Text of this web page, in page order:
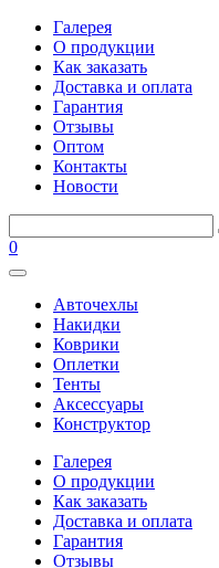
Галерея
О продукции
Как заказать
Доставка и оплата
Гарантия
Отзывы
Оптом
Контакты
Новости
0
Авточехлы
Накидки
Коврики
Оплетки
Тенты
Аксессуары
Конструктор
Галерея
О продукции
Как заказать
Доставка и оплата
Гарантия
Отзывы